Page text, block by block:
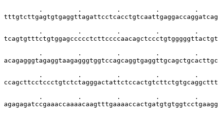
.         .         .         .         .
.         .         .         .         .
.         .         .         .         .
.         .         .         .         .
.         .         .         .         .